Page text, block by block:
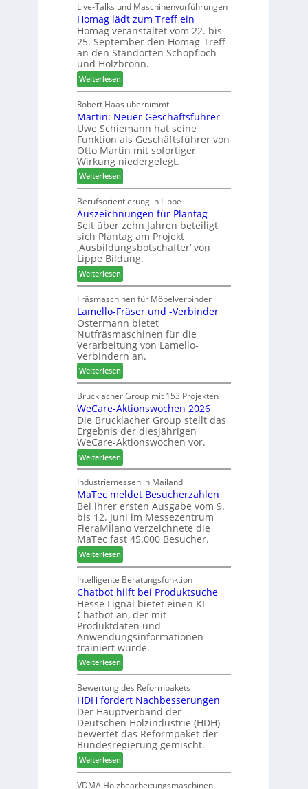
n
a
u
s
f
ü
r
W
e
m
h
ö
n
e
r
c
h
e
n
s
t
a
u
r
a
u
m
-
S
o
r
t
i
m
e
n
t
Live-Talks und Maschinenvorführungen
Homag lädt zum Treff ein
Homag veranstaltet vom 22. bis
25. September den Homag-Treff
an den Standorten Schopfloch
und Holzbronn.
Weiterlesen:
H
o
m
a
g
l
ä
d
t
z
u
m
T
r
e
f
f
e
i
n
Robert Haas übernimmt
Martin: Neuer Geschäftsführer
Uwe Schiemann hat seine
Funktion als Geschäftsführer von
Otto Martin mit sofortiger
Wirkung niedergelegt.
Weiterlesen:
M
a
r
t
i
n
:
N
e
u
e
r
G
e
s
c
h
ä
f
t
s
f
ü
h
r
e
r
Berufsorientierung in Lippe
Auszeichnungen für Plantag
Seit über zehn Jahren beteiligt
sich Plantag am Projekt
‚Ausbildungsbotschafter‘ von
Lippe Bildung.
Weiterlesen:
A
u
s
z
e
i
c
h
n
u
n
g
e
n
f
ü
r
P
l
a
n
t
a
g
Fräsmaschinen für Möbelverbinder
Lamello-Fräser und -Verbinder
Ostermann bietet
Nutfräsmaschinen für die
Verarbeitung von Lamello-
Verbindern an.
Weiterlesen:
L
a
m
e
l
l
o
-
F
r
ä
s
e
r
u
n
d
-
V
e
r
b
i
n
e
r
Brucklacher Group mit 153 Projekten
WeCare-Aktionswochen 2026
Die Brucklacher Group stellt das
Ergebnis der diesjährigen
WeCare-Aktionswochen vor.
Weiterlesen:
W
e
C
a
r
e
-
A
k
t
i
o
n
s
w
o
c
h
e
n
2
0
2
6
Industriemessen in Mailand
MaTec meldet Besucherzahlen
Bei ihrer ersten Ausgabe vom 9.
bis 12. Juni im Messezentrum
FieraMilano verzeichnete die
MaTec fast 45.000 Besucher.
Weiterlesen:
M
a
T
e
c
m
e
l
d
e
t
B
e
s
u
c
h
e
Intelligente Beratungsfunktion
Chatbot hilft bei Produktsuche
Hesse Lignal bietet einen KI-
Chatbot an, der mit
Produktdaten und
Anwendungsinformationen
trainiert wurde.
Weiterlesen:
C
h
a
t
b
o
t
h
i
l
Bewertung des Reformpakets
HDH fordert Nachbesserungen
Der Hauptverband der
Deutschen Holzindustrie (HDH)
bewertet das Reformpaket der
Bundesregierung gemischt.
Weiterlesen:
H
D
VDMA Holzbearbeitungsmaschinen